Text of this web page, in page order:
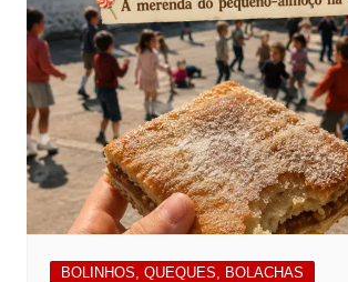
BOLINHOS, QUEQUES, BOLACHAS